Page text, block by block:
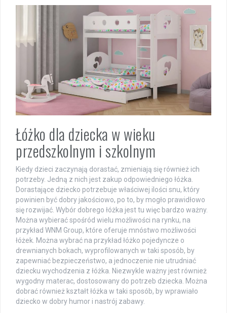
Łóżko dla dziecka w wieku
przedszkolnym i szkolnym
Kiedy dzieci zaczynają dorastać, zmieniają się również ich
potrzeby. Jedną z nich jest zakup odpowiedniego łóżka.
Dorastające dziecko potrzebuje właściwej ilości snu, który
powinien być dobry jakościowo, po to, by mogło prawidłowo
się rozwijać. Wybór dobrego łóżka jest tu więc bardzo ważny.
Można wybierać spośród wielu możliwości na rynku, na
przykład WNM Group, które oferuje mnóstwo możliwości
łóżek. Można wybrać na przykład łóżko pojedyncze o
drewnianych bokach, wyprofilowanych w taki sposób, by
zapewniać bezpieczeństwo, a jednoczenie nie utrudniać
dziecku wychodzenia z łóżka. Niezwykle ważny jest również
wygodny materac, dostosowany do potrzeb dziecka. Można
dobrać również kształt łóżka w taki sposób, by wprawiało
dziecko w dobry humor i nastrój zabawy.